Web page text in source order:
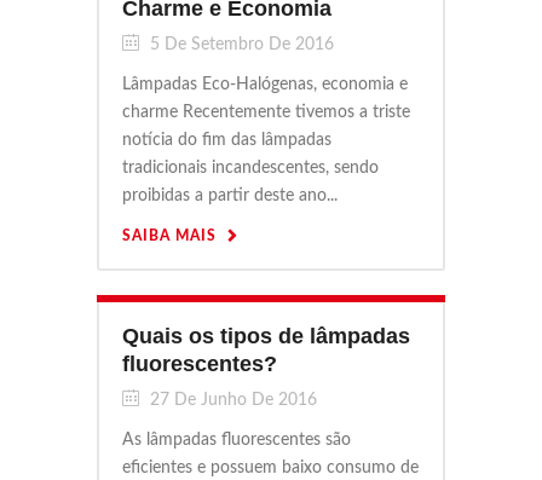
Charme e Economia
5 De Setembro De 2016
Lâmpadas Eco-Halógenas, economia e
charme Recentemente tivemos a triste
notícia do fim das lâmpadas
tradicionais incandescentes, sendo
proibidas a partir deste ano...
SAIBA MAIS
Quais os tipos de lâmpadas
fluorescentes?
27 De Junho De 2016
As lâmpadas fluorescentes são
eficientes e possuem baixo consumo de